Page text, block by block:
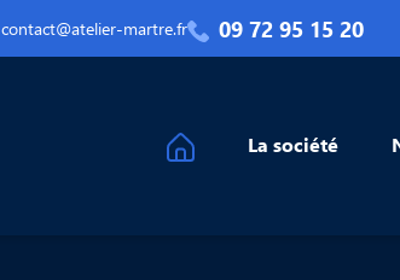
contact@atelier-martre.fr 09 72 95 15 20
La société